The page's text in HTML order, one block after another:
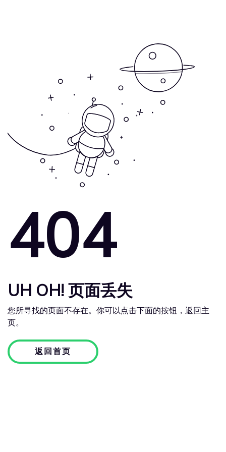
404
UH OH! 页面丢失
您所寻找的页面不存在。你可以点击下面的按钮，返回主
页。
返回首页